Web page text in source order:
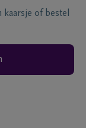
of bestel